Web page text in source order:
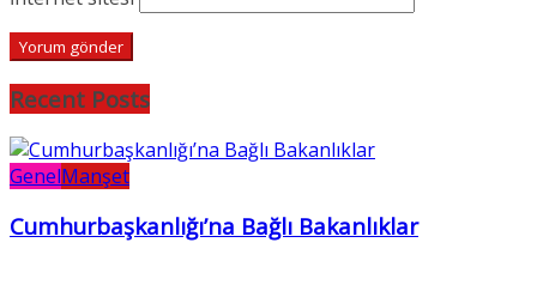
Recent Posts
GenelManşet
Cumhurbaşkanlığı’na Bağlı Bakanlıklar